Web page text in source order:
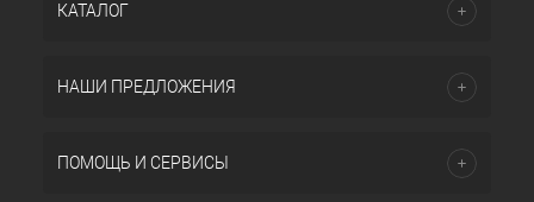
КАТАЛОГ
НАШИ ПРЕДЛОЖЕНИЯ
ПОМОЩЬ И СЕРВИСЫ